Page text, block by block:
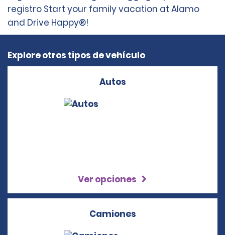
registro Start your family vacation at Alamo
and Drive Happy®!
Explore otros tipos de vehículo
Autos
Ver opciones
Camiones